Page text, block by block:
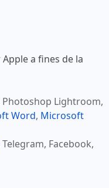
a fines de la
Photoshop Lightroom,
Word, Microsoft
Telegram, Facebook,